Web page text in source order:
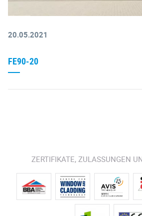
20.05.2021
FE90-20
ZERTIFIKATE, ZULASSUNGEN